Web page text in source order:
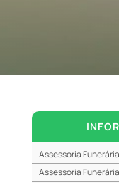
Assessoria Funerária
Assessoria